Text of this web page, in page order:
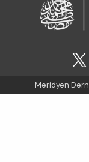
Meridyen